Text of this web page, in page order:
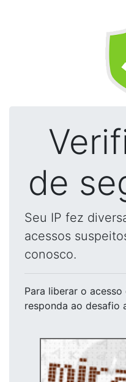
de
Seu IP fez
acessos
conosco.
Para liberar o acesso
responda ao desafio